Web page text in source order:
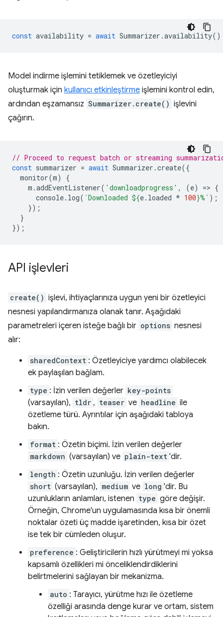
const availability = await Summarizer .availability
Model indirme işlemini tetiklemek ve özetleyiciyi
oluşturmak için kullanıcı etkinleştirme işlemini kontrol edin,
ardından eşzamansız Summarizer.create() işlevini
çağırın.
// Proceed to request batch or streaming
const summarizer = await Summarizer .create({
monitor(m)
{
m .addEventListener( 'downloadprogress' , (e) => {
console. log( `Downloaded ${e. loaded * 100}%` );
});
}
});
API işlevleri
create() işlevi, ihtiyaçlarınıza uygun yeni bir özetleyici
nesnesi yapılandırmanıza olanak tanır. Aşağıdaki
parametreleri içeren isteğe bağlı bir options nesnesi
alır:
sharedContext : Özetleyiciye yardımcı olabilecek
ek paylaşılan bağlam.
type : İzin verilen değerler key-points
(varsayılan), tldr , teaser ve headline ile
özetleme türü. Ayrıntılar için aşağıdaki tabloya
bakın.
format : Özetin biçimi. İzin verilen değerler
markdown (varsayılan) ve plain-text 'dir.
length : Özetin uzunluğu. İzin verilen değerler
short (varsayılan), medium ve long 'dir. Bu
uzunlukların anlamları, istenen type göre değişir.
Örneğin, Chrome'un uygulamasında kısa bir önemli
noktalar özeti üç madde işaretinden, kısa bir özet
ise tek bir cümleden oluşur.
preference : Geliştiricilerin hızlı yürütmeyi mi yoksa
kapsamlı özellikleri mi önceliklendirdiklerini
belirtmelerini sağlayan bir mekanizma.
auto : Tarayıcı, yürütme hızı ile özetleme
özelliği arasında denge kurar ve ortam, sistem